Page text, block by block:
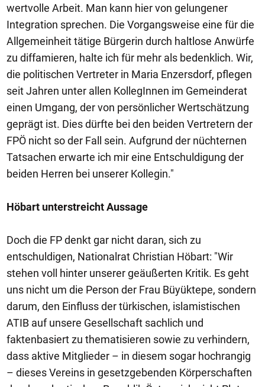
wertvolle Arbeit. Man kann hier von gelungener
Integration sprechen. Die Vorgangsweise eine für die
Allgemeinheit tätige Bürgerin durch haltlose Anwürfe
zu diffamieren, halte ich für mehr als bedenklich. Wir,
die politischen Vertreter in Maria Enzersdorf, pflegen
seit Jahren unter allen KollegInnen im Gemeinderat
einen Umgang, der von persönlicher Wertschätzung
geprägt ist. Dies dürfte bei den beiden Vertretern der
FPÖ nicht so der Fall sein. Aufgrund der nüchternen
Tatsachen erwarte ich mir eine Entschuldigung der
beiden Herren bei unserer Kollegin."
Höbart unterstreicht Aussage
Doch die FP denkt gar nicht daran, sich zu
entschuldigen, Nationalrat Christian Höbart: "Wir
stehen voll hinter unserer geäußerten Kritik. Es geht
uns nicht um die Person der Frau Büyüktepe, sondern
darum, den Einfluss der türkischen, islamistischen
ATIB auf unsere Gesellschaft sachlich und
faktenbasiert zu thematisieren sowie zu verhindern,
dass aktive Mitglieder – in diesem sogar hochrangig
– dieses Vereins in gesetzgebenden Körperschaften